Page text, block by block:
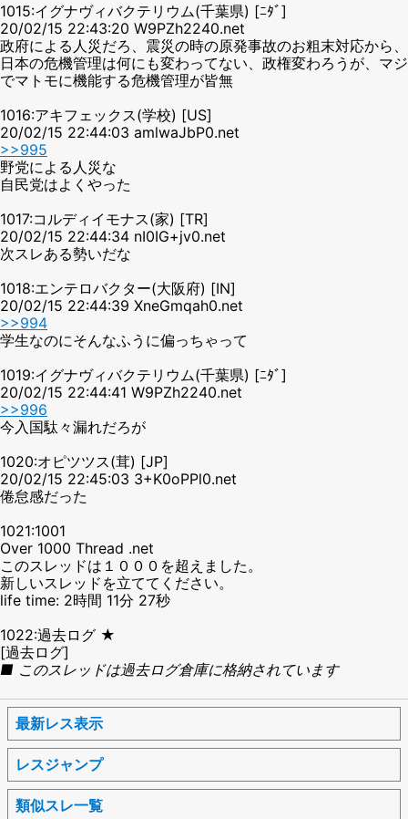
1015:イグナヴィバクテリウム(千葉県) [ﾆﾀﾞ]
20/02/15 22:43:20 W9PZh2240.net
政府による人災だろ、震災の時の原発事故のお粗末対応から、
日本の危機管理は何にも変わってない、政権変わろうが、マジ
でマトモに機能する危機管理が皆無
1016:アキフェックス(学校) [US]
20/02/15 22:44:03 amlwaJbP0.net
>>995
野党による人災な
自民党はよくやった
1017:コルディイモナス(家) [TR]
20/02/15 22:44:34 nI0IG+jv0.net
次スレある勢いだな
1018:エンテロバクター(大阪府) [IN]
20/02/15 22:44:39 XneGmqah0.net
>>994
学生なのにそんなふうに偏っちゃって
1019:イグナヴィバクテリウム(千葉県) [ﾆﾀﾞ]
20/02/15 22:44:41 W9PZh2240.net
>>996
今入国駄々漏れだろが
1020:オピツツス(茸) [JP]
20/02/15 22:45:03 3+K0oPPl0.net
倦怠感だった
1021:1001
Over 1000 Thread .net
このスレッドは１０００を超えました。
新しいスレッドを立ててください。
life time: 2時間 11分 27秒
1022:過去ログ ★
[過去ログ]
■ このスレッドは過去ログ倉庫に格納されています
最新レス表示
レスジャンプ
類似スレ一覧